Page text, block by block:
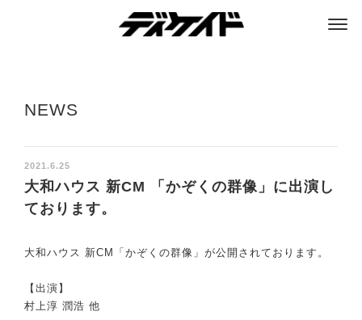
NEWS
2021.6.25
大和ハウス 新CM 「かぞくの群像」に出演し
ております。
大和ハウス 新CM「かぞくの群像」が公開されております。
【出演】
村上淳 潤浩 他